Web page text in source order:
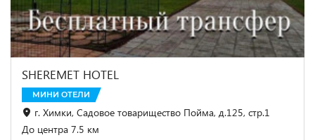
SHEREMET HOTEL
МИНИ ОТЕЛИ
г. Химки, Садовое товарищество Пойма, д.125, стр.1
До центра 7.5 км